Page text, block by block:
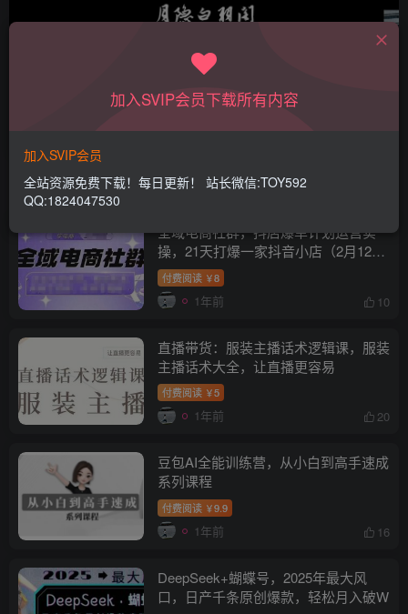
本站SVIP：全站资源无限制下载
本站SVIP：全站内容无限制阅读
本站SVIP：专属SVIP网创项目微信交流群
共1393篇
排序 更新 浏览 点赞 评论
全域电商社群，抖店爆单计划运营实
操，21天打爆一家抖音小店（2月12号
更新）
付费阅读 ￥8
1年前 10
直播带货：服装主播话术逻辑课，服装
主播话术大全，让直播更容易
付费阅读 ￥5
1年前 20
豆包AI全能训练营，从小白到高手速成
系列课程
付费阅读 ￥9.9
1年前 16
DeepSeek+蝴蝶号，2025年最大风
口，日产千条原创爆款，轻松月入破W
加入SVIP会员下载所有内容
加入SVIP会员
全站资源免费下载！每日更新！ 站长微信:TOY592
QQ:1824047530